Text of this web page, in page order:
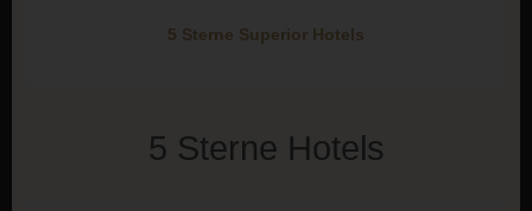
5 Sterne Superior Hotels
5 Sterne Hotels